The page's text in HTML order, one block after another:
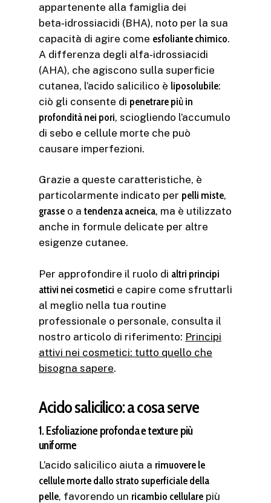
appartenente alla famiglia dei
beta‑idrossiacidi (BHA), noto per la sua
capacità di agire come esfoliante chimico.
A differenza degli alfa‑idrossiacidi
(AHA), che agiscono sulla superficie
cutanea, l’acido salicilico è liposolubile:
ciò gli consente di penetrare più in
profondità nei pori, sciogliendo l’accumulo
di sebo e cellule morte che può
causare imperfezioni.
Grazie a queste caratteristiche, è
particolarmente indicato per pelli miste,
grasse o a tendenza acneica, ma è utilizzato
anche in formule delicate per altre
esigenze cutanee.
Per approfondire il ruolo di altri principi
attivi nei cosmetici e capire come sfruttarli
al meglio nella tua routine
professionale o personale, consulta il
nostro articolo di riferimento: Principi
attivi nei cosmetici: tutto quello che
bisogna sapere.
Acido salicilico: a cosa serve
1. Esfoliazione profonda e texture più
uniforme
L’acido salicilico aiuta a rimuovere le
cellule morte dallo strato superficiale della
pelle, favorendo un ricambio cellulare più